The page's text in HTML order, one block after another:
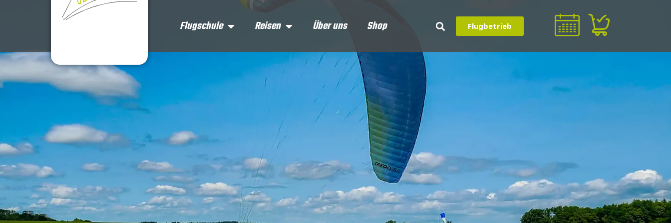
Flugschule Reisen Über uns Shop Flugbetrieb